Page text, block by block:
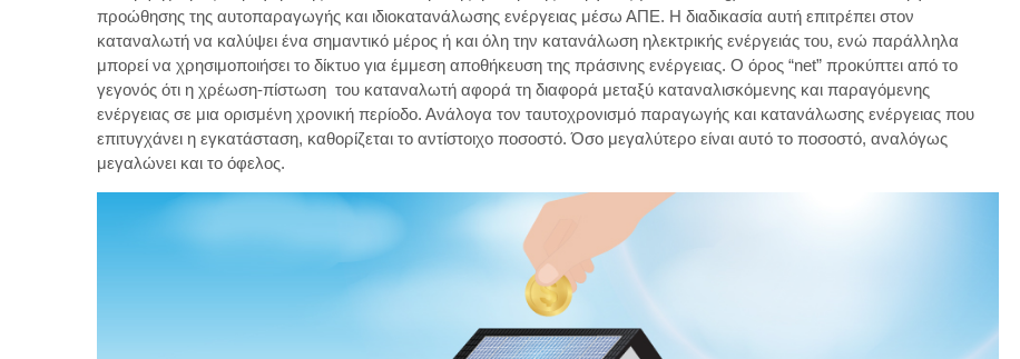
προώθησης της αυτοπαραγωγής και ιδιοκατανάλωσης ενέργειας μέσω ΑΠΕ. Η διαδικασία αυτή επιτρέπει στον
καταναλωτή να καλύψει ένα σημαντικό μέρος ή και όλη την κατανάλωση ηλεκτρικής ενέργειάς του, ενώ παράλληλα
μπορεί να χρησιμοποιήσει το δίκτυο για έμμεση αποθήκευση της πράσινης ενέργειας. Ο όρος “net” προκύπτει από το
γεγονός ότι η χρέωση-πίστωση του καταναλωτή αφορά τη διαφορά μεταξύ καταναλισκόμενης και παραγόμενης
ενέργειας σε μια ορισμένη χρονική περίοδο. Ανάλογα τον ταυτοχρονισμό παραγωγής και κατανάλωσης ενέργειας που
επιτυγχάνει η εγκατάσταση, καθορίζεται το αντίστοιχο ποσοστό. Όσο μεγαλύτερο είναι αυτό το ποσοστό, αναλόγως
μεγαλώνει και το όφελος.